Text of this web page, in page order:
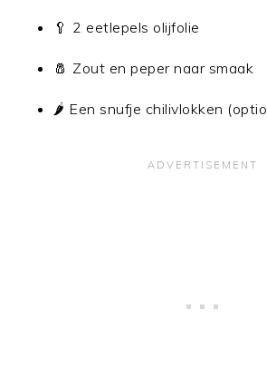
🥄 2 eetlepels olijfolie
🧂 Zout en peper naar smaak
🌶️ Een snufje chilivlokken